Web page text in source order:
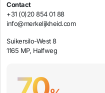
Contact
+31 (0)20 854 01 88
info@merkelijkheid.com
Suikersilo-West 8
1165 MP, Halfweg